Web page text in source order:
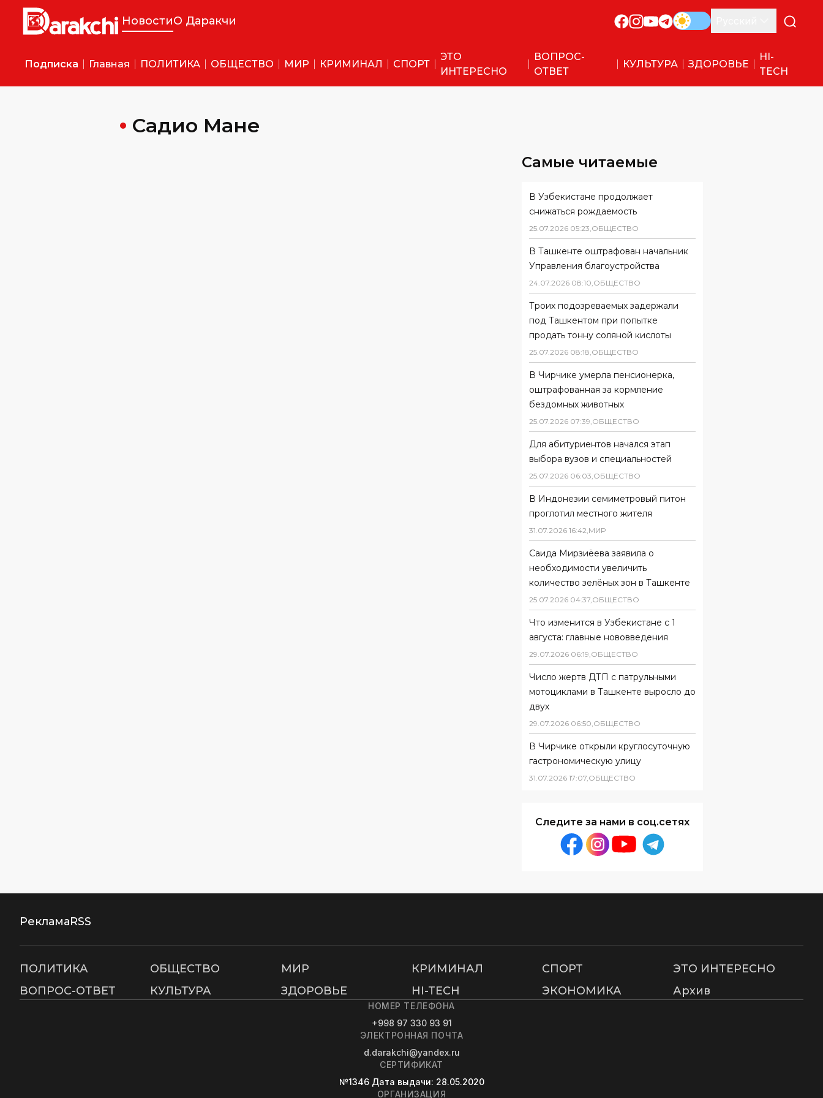
НовостиО Даракчи
Подписка Главная ПОЛИТИКА ОБЩЕСТВО МИР КРИМИНАЛ СПОРТ
ЭТО
ИНТЕРЕСНО
ВОПРОС-
ОТВЕТ
КУЛЬТУРА ЗДОРОВЬЕ
HI-
TECH
Садио Мане
Самые читаемые
В Узбекистане продолжает
снижаться рождаемость
25.07.2026 05:23,ОБЩЕСТВО
В Ташкенте оштрафован начальник
Управления благоустройства
24.07.2026 08:10,ОБЩЕСТВО
Троих подозреваемых задержали
под Ташкентом при попытке
продать тонну соляной кислоты
25.07.2026 08:18,ОБЩЕСТВО
В Чирчике умерла пенсионерка,
оштрафованная за кормление
бездомных животных
25.07.2026 07:39,ОБЩЕСТВО
Для абитуриентов начался этап
выбора вузов и специальностей
25.07.2026 06:03,ОБЩЕСТВО
В Индонезии семиметровый питон
проглотил местного жителя
31.07.2026 16:42,МИР
Саида Мирзиёева заявила о
необходимости увеличить
количество зелёных зон в Ташкенте
25.07.2026 04:37,ОБЩЕСТВО
Что изменится в Узбекистане с 1
августа: главные нововведения
29.07.2026 06:19,ОБЩЕСТВО
Число жертв ДТП с патрульными
мотоциклами в Ташкенте выросло до
двух
29.07.2026 06:50,ОБЩЕСТВО
В Чирчике открыли круглосуточную
гастрономическую улицу
31.07.2026 17:07,ОБЩЕСТВО
Следите за нами в соц.сетях
РекламаRSS
ПОЛИТИКА ОБЩЕСТВО МИР КРИМИНАЛ СПОРТ
ЭТО ИНТЕРЕСНО
ВОПРОС-ОТВЕТ
КУЛЬТУРА ЗДОРОВЬЕ HI-TECH ЭКОНОМИКА Архив
НОМЕР ТЕЛЕФОНА
+998 97 330 93 91
ЭЛЕКТРОННАЯ ПОЧТА
d.darakchi@yandex.ru
СЕРТИФИКАТ
№1346 Дата выдачи: 28.05.2020
ОРГАНИЗАЦИЯ